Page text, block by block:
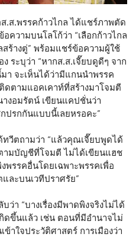
ส.พรรคก้าวไกล ได้แชร์ภาพตัด
ความบนโลโก้ว่า “เลือกก้าวไกล
ร้างตู่” พร้อมแชร์ข้อความผู้ใช้
ระบุว่า “หากส.ส.เจี๊ยบดูดีๆ จาก
า จะเห็นได้ว่ามีแกนนำพรรค
ดตามแอคเคาท์ที่สร้างมาโจมตี
งอมรัตน์ เขียนแคปชั่นว่า
ปรกกันแบบนี้เลยหรอคะ”
วีตถามว่า “แล้วคุณเจี๊ยบพูดได้
ามบัญชีที่โจมตี ไม่ได้เขียนแฮช
พรรคอื่นโดยเฉพาะพรรคเพื่อ
ละบนเวทีปราศรัย”
ว่า “บางเรื่องมีพาดพิงจริงไม่ได้
ดขึ้นแล้ว เช่น ตอนที่มีอำนาจไม่
ข้าใจประวัติศาสตร์ การเมืองว่า